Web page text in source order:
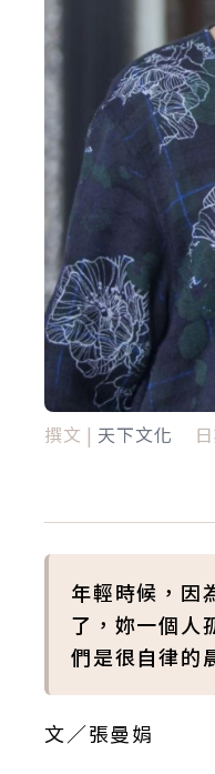
撰文 | 天下文化
年輕時候，因
了，妳一個人
們是很自律的
文／張曼娟